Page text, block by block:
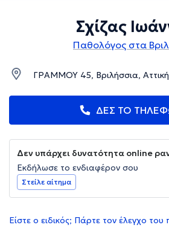
Σχίζας
Παθολόγος στα
ΓΡΑΜΜΟΥ 45, Βριλήσσια, Αττική
ΔΕΣ ΤΟ
Δεν υπάρχει δυνατότητα online
Εκδήλωσε το ενδιαφέρον σου
Στείλε αίτημα
Είστε ο ειδικός; Πάρτε τον έλεγχο